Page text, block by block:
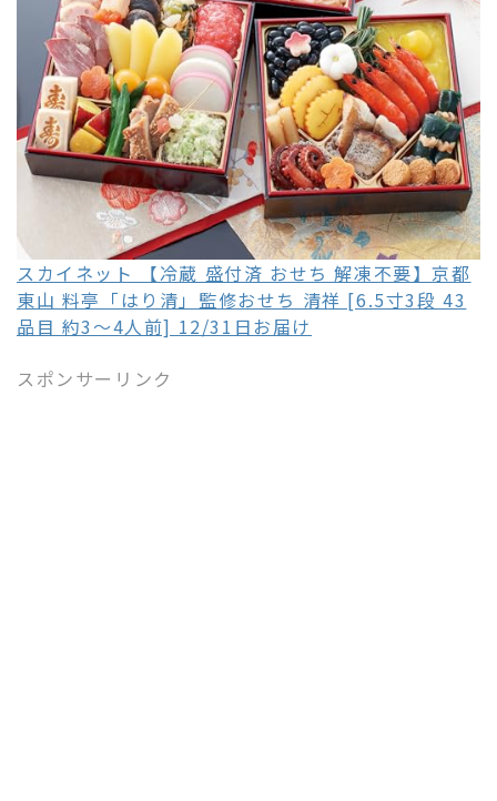
スカイネット 【冷蔵 盛付済 おせち 解凍不要】京都
東山 料亭「はり清」監修おせち 清祥 [6.5寸3段 43
品目 約3～4人前] 12/31日お届け
スポンサーリンク